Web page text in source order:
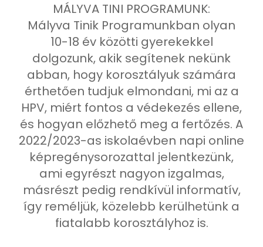
MÁLYVA TINI PROGRAMUNK:
Mályva Tinik Programunkban olyan
10-18 év közötti gyerekekkel
dolgozunk, akik segítenek nekünk
abban, hogy korosztályuk számára
érthetően tudjuk elmondani, mi az a
HPV, miért fontos a védekezés ellene,
és hogyan előzhető meg a fertőzés. A
2022/2023-as iskolaévben napi online
képregénysorozattal jelentkezünk,
ami egyrészt nagyon izgalmas,
másrészt pedig rendkívül informatív,
így reméljük, közelebb kerülhetünk a
fiatalabb korosztályhoz is.